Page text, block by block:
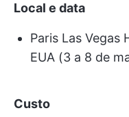
Local e data
Paris Las Vegas
EUA (3 a 8 de
Custo